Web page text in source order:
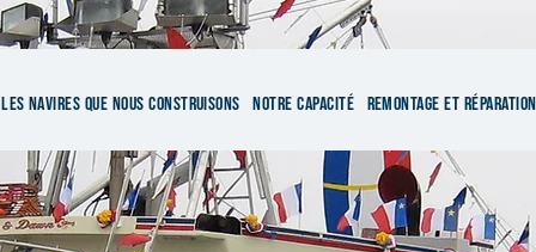
LES NAVIRES QUE NOUS CONSTRUISONS NOTRE CAPACITÉ REMONTAGE ET RÉPARATION